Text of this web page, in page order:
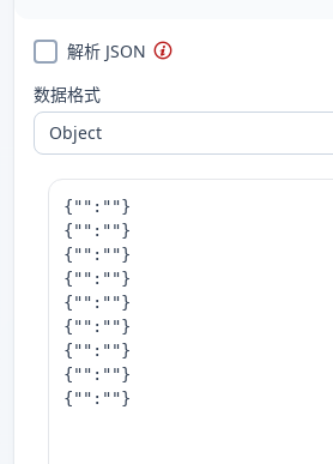
解析 JSON
数据格式